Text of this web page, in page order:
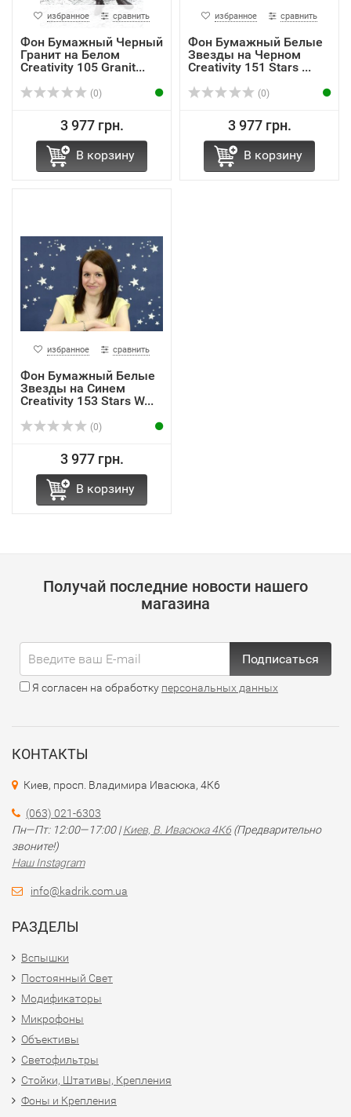
избранное сравнить
Фон Бумажный Черный
Гранит на Белом
Creativity 105 Granit...
(0)
3 977 грн.
В корзину
избранное сравнить
Фон Бумажный Белые
Звезды на Черном
Creativity 151 Stars ...
(0)
3 977 грн.
В корзину
избранное сравнить
Фон Бумажный Белые
Звезды на Синем
Creativity 153 Stars W...
(0)
3 977 грн.
В корзину
Получай последние новости нашего
магазина
Подписаться
Я согласен на обработку персональных данных
КОНТАКТЫ
Киев, просп. Владимира Ивасюка, 4К6
(063) 021-6303
Пн—Пт: 12:00—17:00 |Киев, В. Ивасюка 4К6 (Предварительно
звоните!)
Наш Instagram
info@kadrik.com.ua
РАЗДЕЛЫ
Вспышки
Постоянный Свет
Модификаторы
Микрофоны
Объективы
Светофильтры
Стойки, Штативы, Крепления
Фоны и Крепления